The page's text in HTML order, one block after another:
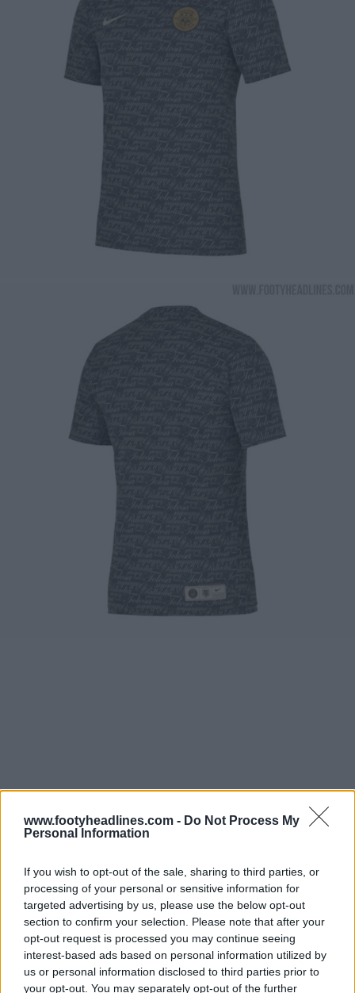
www.footyheadlines.com - Do Not Process My
Personal Information
If you wish to opt-out of the sale, sharing to third parties, or
processing of your personal or sensitive information for
targeted advertising by us, please use the below opt-out
section to confirm your selection. Please note that after your
opt-out request is processed you may continue seeing
interest-based ads based on personal information utilized by
us or personal information disclosed to third parties prior to
your opt-out. You may separately opt-out of the further